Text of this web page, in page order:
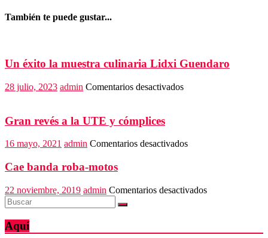
También te puede gustar...
Un éxito la muestra culinaria Lidxi Guendaro
28 julio, 2023 admin Comentarios desactivadosen
culinaria
Gran revés a la UTE y cómplices
16 mayo, 2021 admin Comentarios desactivadosen
la
Cae banda roba-motos
22 noviembre, 2019 admin Comentarios desactivadosen
motos
Aquí